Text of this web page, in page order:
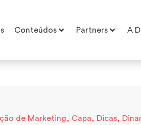
Conteúdos Partners A
de Marketing, Capa, Dicas,